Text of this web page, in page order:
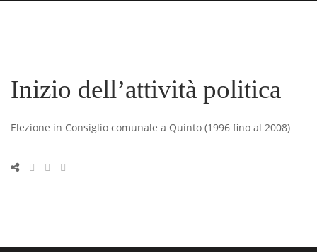
Inizio dell’attività politica
Elezione in Consiglio comunale a Quinto (1996 fino al 2008)